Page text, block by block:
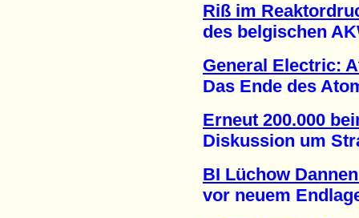
Riß im
des belgischen
General Electric:
Das Ende des
Erneut 200.000
Diskussion um
BI Lüchow
vor neuem